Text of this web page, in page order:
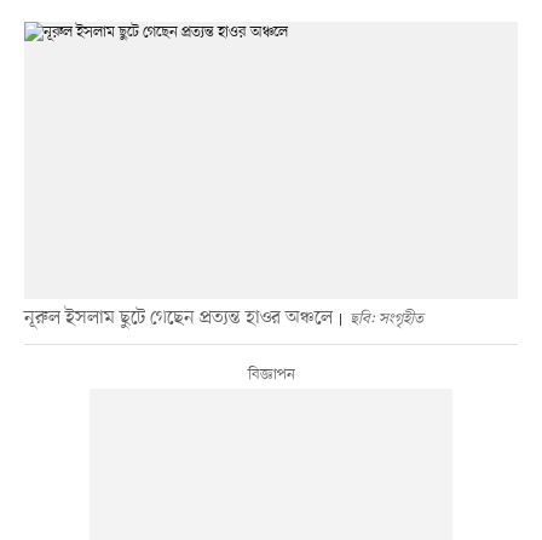
নূরুল ইসলাম ছুটে গেছেন প্রত্যন্ত হাওর অঞ্চলে ছবি: সংগৃহীত